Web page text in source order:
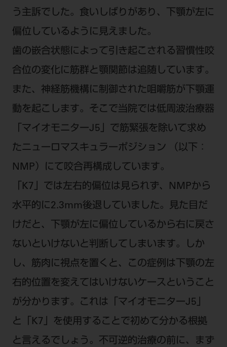
う主訴でした。食いしばりがあり、下顎が左に
偏位しているように見えました。
歯の嵌合状態によって引き起こされる習慣性咬
合位の変化に筋群と顎関節は追随しています。
また、神経筋機構に制御された咀嚼筋が下顎運
動を起こします。そこで当院では低周波治療器
「マイオモニターJ5」で筋緊張を除いて求め
たニューロマスキュラーポジション （以下：
NMP）にて咬合再構成しています。
「K7」では左右的偏位は見られず、NMPから
水平的に2.3mm後退していました。見た目だ
けだと、下顎が左に偏位しているから右に戻さ
ないといけないと判断してしまいます。しか
し、筋肉に視点を置くと、この症例は下顎の左
右的位置を変えてはいけないケースということ
が分かります。これは「マイオモニターJ5」
と「K7」を使用することで初めて分かる根拠
と言えるでしょう。不可逆的治療の前に、まず
ご利用規約 SNSアカウント利用規約
推奨環境 サイトマップ